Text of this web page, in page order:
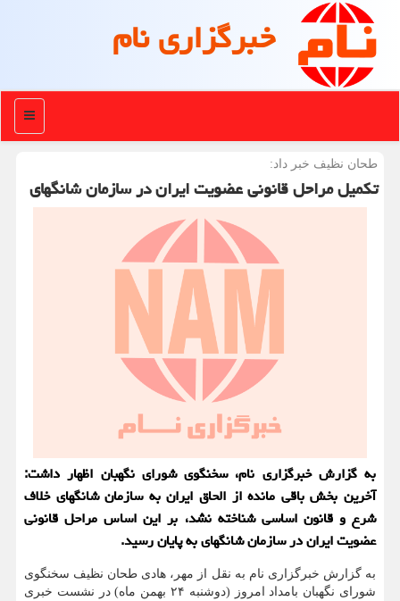
خبرگزاری نام
منو
طحان نظیف خبر داد:
تکمیل مراحل قانونی عضویت ایران در سازمان شانگهای
به گزارش خبرگزاری نام، سخنگوی شورای نگهبان اظهار داشت:
آخرین بخش باقی مانده از الحاق ایران به سازمان شانگهای خلاف
شرع و قانون اساسی شناخته نشد، بر این اساس مراحل قانونی
عضویت ایران در سازمان شانگهای به پایان رسید.
به گزارش خبرگزاری نام به نقل از مهر، هادی طحان نظیف سخنگوی
شورای نگهبان بامداد امروز (دوشنبه ۲۴ بهمن ماه) در نشست خبری